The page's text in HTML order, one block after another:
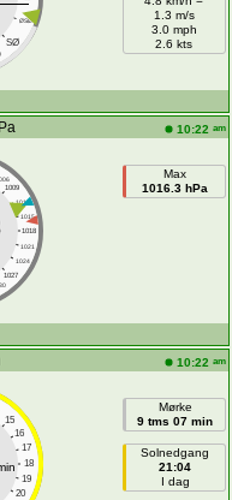
ØSØ
SØ
1.3 m/s
3.0 mph
2.6 kts
10:22 am
1009
1012
1015
1018
1021
1024
1027
Max
1016.3 hPa
10:22 am
15
16
17
18
19
20
Mørke
9 tms 07 min
Solnedgang
21:04
I dag